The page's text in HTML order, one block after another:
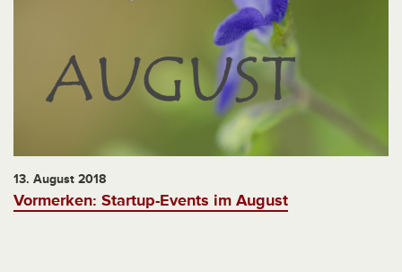
13. August 2018
Vormerken: Startup-Events im August